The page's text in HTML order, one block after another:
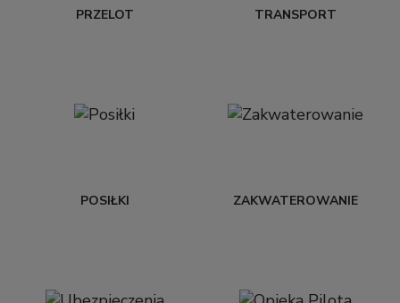
PRZELOT TRANSPORT
POSIŁKI ZAKWATEROWANIE